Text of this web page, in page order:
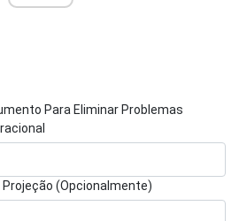
Para Eliminar Problemas
Projeção (Opcionalmente)